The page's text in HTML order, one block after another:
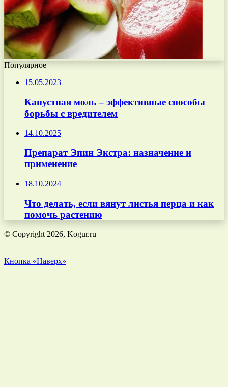
Популярное
15.05.2023
Капустная моль – эффективные способы
борьбы с вредителем
14.10.2025
Препарат Эпин Экстра: назначение и
применение
18.10.2024
Что делать, если вянут листья перца и как
помочь растению
© Copyright 2026, Kogur.ru
Кнопка «Наверх»